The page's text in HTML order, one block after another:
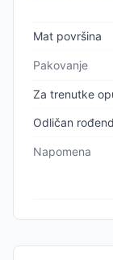
Mat površina
Pakovanje
Za trenutke
Odličan
Napomena